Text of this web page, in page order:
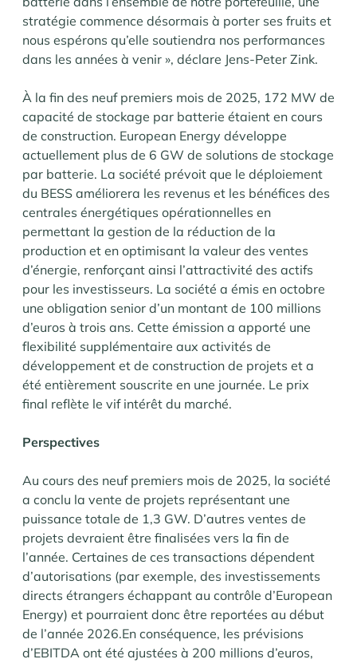
stratégie commence désormais à porter ses fruits et
nous espérons qu’elle soutiendra nos performances
dans les années à venir », déclare Jens-Peter Zink.
À la fin des neuf premiers mois de 2025, 172 MW de
capacité de stockage par batterie étaient en cours
de construction. European Energy développe
actuellement plus de 6 GW de solutions de stockage
par batterie. La société prévoit que le déploiement
du BESS améliorera les revenus et les bénéfices des
centrales énergétiques opérationnelles en
permettant la gestion de la réduction de la
production et en optimisant la valeur des ventes
d’énergie, renforçant ainsi l’attractivité des actifs
pour les investisseurs. La société a émis en octobre
une obligation senior d’un montant de 100 millions
d’euros à trois ans. Cette émission a apporté une
flexibilité supplémentaire aux activités de
développement et de construction de projets et a
été entièrement souscrite en une journée. Le prix
final reflète le vif intérêt du marché.
Perspectives
Au cours des neuf premiers mois de 2025, la société
a conclu la vente de projets représentant une
puissance totale de 1,3 GW. D’autres ventes de
projets devraient être finalisées vers la fin de
l’année. Certaines de ces transactions dépendent
d’autorisations (par exemple, des investissements
directs étrangers échappant au contrôle d’European
Energy) et pourraient donc être reportées au début
de l’année 2026.En conséquence, les prévisions
d’EBITDA ont été ajustées à 200 millions d’euros,